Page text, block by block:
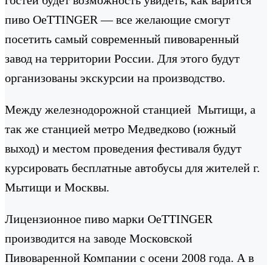
пиво OeTTINGER — все желающие смогут
посетить самый современный пивоваренный
завод на территории России. Для этого будут
организованы экскурсии на производство.
Между железнодорожной станцией Мытищи, а
так же станцией метро Медведково (южный
выход) и местом проведения фестиваля будут
курсировать бесплатные автобусы для жителей г.
Мытищи и Москвы.
Лицензионное пиво марки OeTTINGER
производится на заводе Московской
Пивоваренной Компании с осени 2008 года. А в